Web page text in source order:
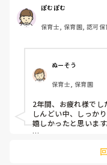
•水が怖い0歳児に頭か
れ！」と泣きじゃくる
•合同保育時、自閉症
レスレ見えるくらい
置。その子は新聞や
ていたが、口に入れ
とまあ軽くあげるだけ
だあって書ききれな
一旦休息をしようと思
すぐに保育士に戻るつ
色んなことにチャレ
ネイルや派手髪など
今はこの考えですが
将来的にこの決断を
不安になっている自分
保育士をやめて転職経
先輩保育士さんのア
よろしくお願いいたし
ぽむぽむ
保育士, 保育園, 認可
ぬーそう
保育士, 保育園
2年間、お疲れ様でし
しんどい中、しっか
嬉しかったと思いま
大切なことだと思い